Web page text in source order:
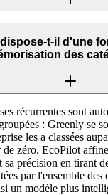
sont parfaits pour
ou toute
dans leur
t-il d'une
des
récurrentes sont
: Greenly se
les a classées
de zéro. EcoPilot
précision en tirant
par l'ensemble des
un modèle plus